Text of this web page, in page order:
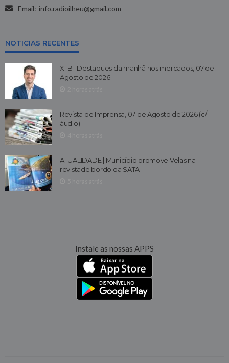
Email: info.radioilheu@gmail.com
NOTICIAS RECENTES
XTB | Destaques da manhã nos mercados, 07 de
Agosto de 2026
Revista de Imprensa, 07 de Agosto de 2026 (c/
áudio)
ATUALIDADE | Município promove Velas na
revistade bordo da SATA
Instale as nossas APPS